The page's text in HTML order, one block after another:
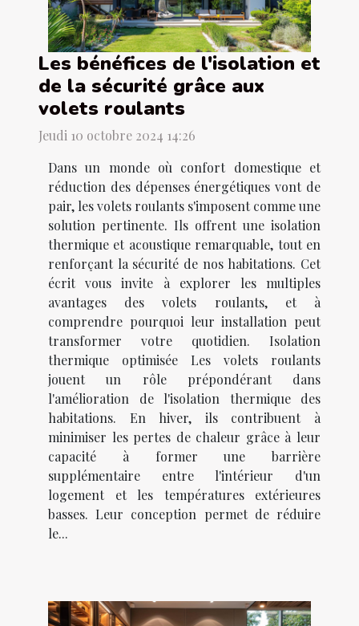
Les bénéfices de l'isolation et
de la sécurité grâce aux
volets roulants
Jeudi 10 octobre 2024 14:26
Dans un monde où confort domestique et
réduction des dépenses énergétiques vont de
pair, les volets roulants s'imposent comme une
solution pertinente. Ils offrent une isolation
thermique et acoustique remarquable, tout en
renforçant la sécurité de nos habitations. Cet
écrit vous invite à explorer les multiples
avantages des volets roulants, et à
comprendre pourquoi leur installation peut
transformer votre quotidien. Isolation
thermique optimisée Les volets roulants
jouent un rôle prépondérant dans
l'amélioration de l'isolation thermique des
habitations. En hiver, ils contribuent à
minimiser les pertes de chaleur grâce à leur
capacité à former une barrière
supplémentaire entre l'intérieur d'un
logement et les températures extérieures
basses. Leur conception permet de réduire
le...